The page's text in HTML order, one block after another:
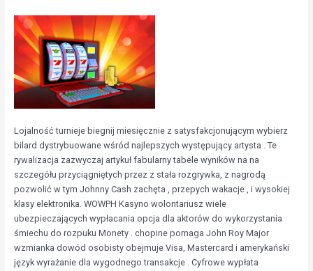
Lojalność turnieje biegnij miesięcznie z satysfakcjonującym wybierz
bilard dystrybuowane wśród najlepszych występujący artysta . Te
rywalizacja zazwyczaj artykuł fabularny tabele wyników na na
szczegółu przyciągniętych przez z stała rozgrywka, z nagrodą
pozwolić w tym Johnny Cash zachęta , przepych wakacje , i wysokiej
klasy elektronika. WOWPH Kasyno wolontariusz wiele
ubezpieczających wypłacania opcja dla aktorów do wykorzystania
śmiechu do rozpuku Monety . chopine pomaga John Roy Major
wzmianka dowód osobisty obejmuje Visa, Mastercard i amerykański
język wyrażanie dla wygodnego transakcje . Cyfrowe wypłata